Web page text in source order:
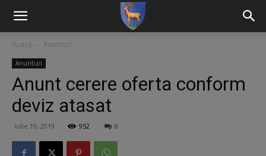
Acasă Anunturi
Anunturi
Anunt cerere oferta conform
deviz atasat
iulie 19, 2019 952 0